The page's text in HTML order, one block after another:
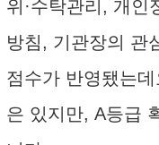
위·수탁관리, 개인
방침, 기관장의 관
점수가 반영됐는
은 있지만, A등급